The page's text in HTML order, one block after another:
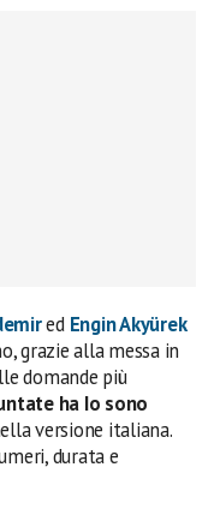
ed Engin Akyürek
grazie alla messa in
domande più
ha Io sono
versione italiana.
durata e